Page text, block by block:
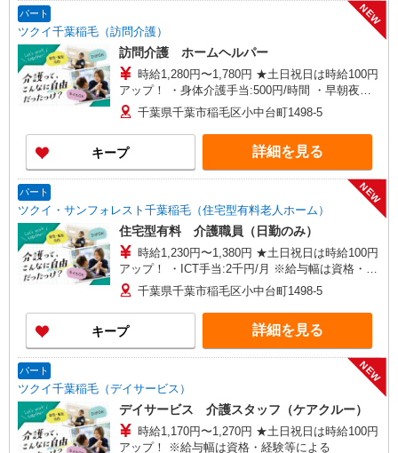
パート
ツクイ千葉稲毛（訪問介護）
NEW
訪問介護 ホームヘルパー
時給1,280円〜1,780円 ★土日祝日は時給100円
アップ！ ・身体介護手当:500円/時間 ・早朝夜間
深夜手当:300円/時間 （18:00〜翌07:59の時間
帯） ・ICT手当:2,000円/月 ・ケア→ケアの移動時
間も賃金（時給）を支給 ※給与幅は資格・経験等
による
千葉県千葉市稲毛区小中台町1498-5
キープ 詳細を見る
パート
ツクイ・サンフォレスト千葉稲毛（住宅型有料老人ホーム）
NEW
住宅型有料 介護職員（日勤のみ）
時給1,230円〜1,380円 ★土日祝日は時給100円
アップ！ ・ICT手当:2千円/月 ※給与幅は資格・経
験等による
千葉県千葉市稲毛区小中台町1498-5
キープ 詳細を見る
パート
ツクイ千葉稲毛（デイサービス）
NEW
デイサービス 介護スタッフ（ケアクルー）
時給1,170円〜1,270円 ★土日祝日は時給100円
アップ！ ※給与幅は資格・経験等による